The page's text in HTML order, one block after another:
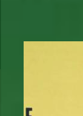
r.jpg